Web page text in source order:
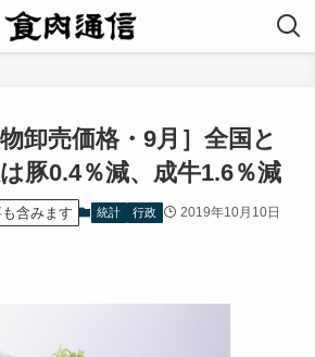
物卸売価格・9月］全国と
豚0.4％減、成牛1.6％減
含みます 統計 行政 2019年10月10日